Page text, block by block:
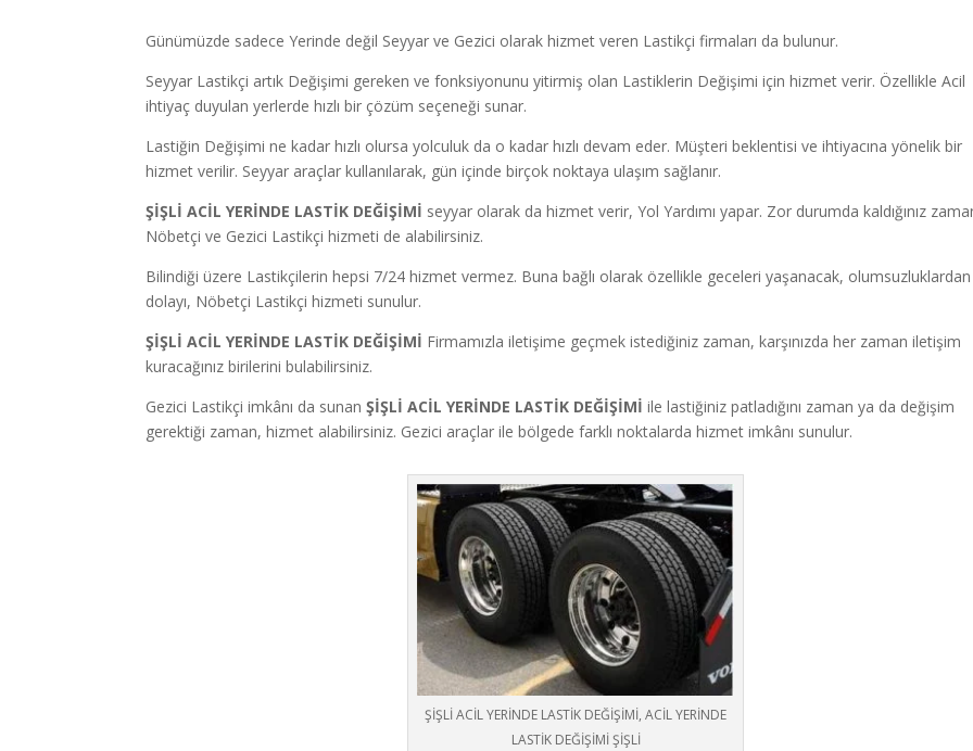
Günümüzde sadece Yerinde değil Seyyar ve Gezici olarak hizmet veren Lastikçi firmaları da bulunur.
Seyyar Lastikçi artık Değişimi gereken ve fonksiyonunu yitirmiş olan Lastiklerin Değişimi için hizmet verir. Özellikle Acil
ihtiyaç duyulan yerlerde hızlı bir çözüm seçeneği sunar.
Lastiğin Değişimi ne kadar hızlı olursa yolculuk da o kadar hızlı devam eder. Müşteri beklentisi ve ihtiyacına yönelik bir
hizmet verilir. Seyyar araçlar kullanılarak, gün içinde birçok noktaya ulaşım sağlanır.
ŞİŞLİ ACİL YERİNDE LASTİK DEĞİŞİMİ seyyar olarak da hizmet verir, Yol Yardımı yapar. Zor durumda kaldığınız
Nöbetçi ve Gezici Lastikçi hizmeti de alabilirsiniz.
Bilindiği üzere Lastikçilerin hepsi 7/24 hizmet vermez. Buna bağlı olarak özellikle geceleri yaşanacak, olumsuzluklardan
dolayı, Nöbetçi Lastikçi hizmeti sunulur.
ŞİŞLİ ACİL YERİNDE LASTİK DEĞİŞİMİ Firmamızla iletişime geçmek istediğiniz zaman, karşınızda her zaman iletişim
kuracağınız birilerini bulabilirsiniz.
Gezici Lastikçi imkânı da sunanŞİŞLİ ACİL YERİNDE LASTİK DEĞİŞİMİile lastiğiniz patladığını zaman ya da değişim
gerektiği zaman, hizmet alabilirsiniz. Gezici araçlar ile bölgede farklı noktalarda hizmet imkânı sunulur.
ŞİŞLİ ACİL YERİNDE LASTİK DEĞİŞİMİ, ACİL YERİNDE
LASTİK DEĞİŞİMİ ŞİŞLİ